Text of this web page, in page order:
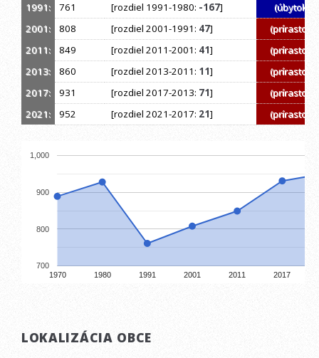
1991:
761 [rozdiel 1991-1980: -167]
(úbytok)
2001:
808 [rozdiel 2001-1991: 47]
(prírastok)
2011:
849 [rozdiel 2011-2001: 41]
(prírastok)
2013:
860 [rozdiel 2013-2011: 11]
(prírastok)
2017:
931 [rozdiel 2017-2013: 71]
(prírastok)
2021:
952 [rozdiel 2021-2017: 21] (prírastok)
1970 1980 1991 2001 2011 2017
700
800
900
1,000
LOKALIZÁCIA OBCE